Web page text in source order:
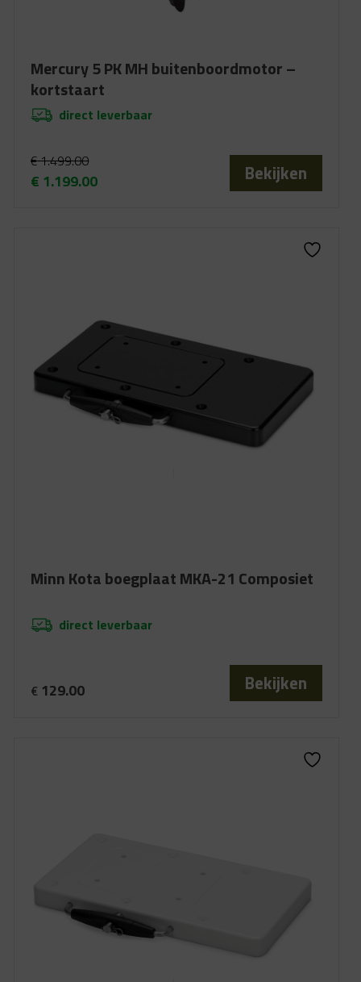
Mercury 5 PK MH buitenboordmotor –
kortstaart
direct leverbaar
€1.499.00
€ 1.199.00
Bekijken
Minn Kota boegplaat MKA-21 Composiet
direct leverbaar
€ 129.00 Bekijken